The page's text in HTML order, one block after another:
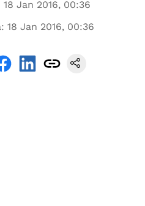
18 Jan 2016, 00:36
: 18 Jan 2016, 00:36